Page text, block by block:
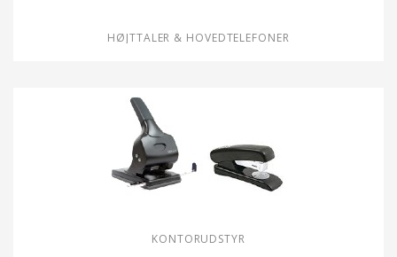
HØJTTALER & HOVEDTELEFONER
KONTORUDSTYR